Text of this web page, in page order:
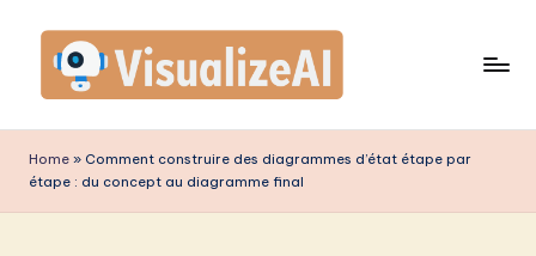
content
is
u
Home » Comment construire des diagrammes d’état étape par
étape : du concept au diagramme final